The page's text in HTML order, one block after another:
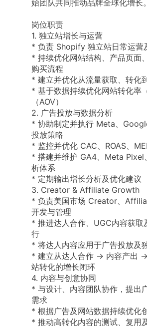
始团队共同推动品牌全球化增长。
岗位职责
1. 独立站增长与运营
* 负责 Shopify 独立站日常运营
* 持续优化网站结构、产品页面
购买流程
* 建立并优化从流量获取、转化
* 基于数据持续优化网站转化率
（AOV）
2. 广告投放与数据分析
* 协助制定并执行 Meta、
投放策略
* 监控并优化 CAC、ROAS、
* 搭建并维护 GA4、Meta Pixel
析体系
* 定期输出增长分析及优化建议
3. Creator & Affiliate Growth
* 负责美国市场 Creator、
开发与管理
* 推进达人合作、UGC内容获取
行
* 将达人内容应用于广告投放及
* 建立从达人合作 → 内容产出 →
站转化的增长闭环
4. 内容与创意协同
* 与设计、内容团队协作，提出
需求
* 根据广告及网站数据持续优化
* 推动高转化内容的测试、复用